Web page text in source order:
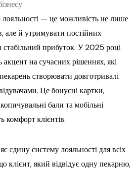
— це можливість не лише
але й утримувати постійних
стабільний прибуток. У 2025 році
на сучасних рішеннях, які
створювати довготривалі
Це бонусні картки,
бали та мобільні
клієнтів.
єдину систему лояльності для всіх
клієнт, який відвідує одну пекарню,